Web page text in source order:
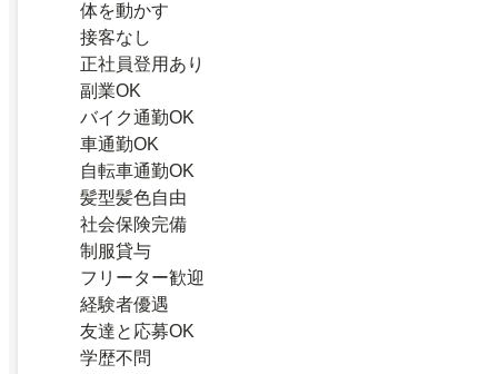
体を動かす
接客なし
正社員登用あり
副業OK
バイク通勤OK
車通勤OK
自転車通勤OK
髪型髪色自由
社会保険完備
制服貸与
フリーター歓迎
経験者優遇
友達と応募OK
学歴不問